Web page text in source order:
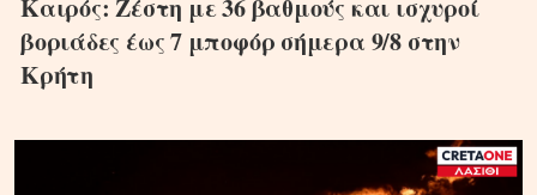
Καιρός: Ζέστη με 36 βαθμούς και ισχυροί
βοριάδες έως 7 μποφόρ σήμερα 9/8 στην
Κρήτη